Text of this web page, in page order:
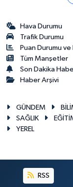
Hava Durumu
Trafik Durumu
Puan Durumu ve
Tüm Manşetler
Son Dakika
Haber Arşivi
GÜNDEM
SAĞLIK
YEREL
RSS